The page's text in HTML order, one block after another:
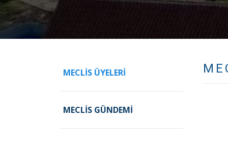
MECLIS ÜYELERI
MECLIS GÜNDEMI